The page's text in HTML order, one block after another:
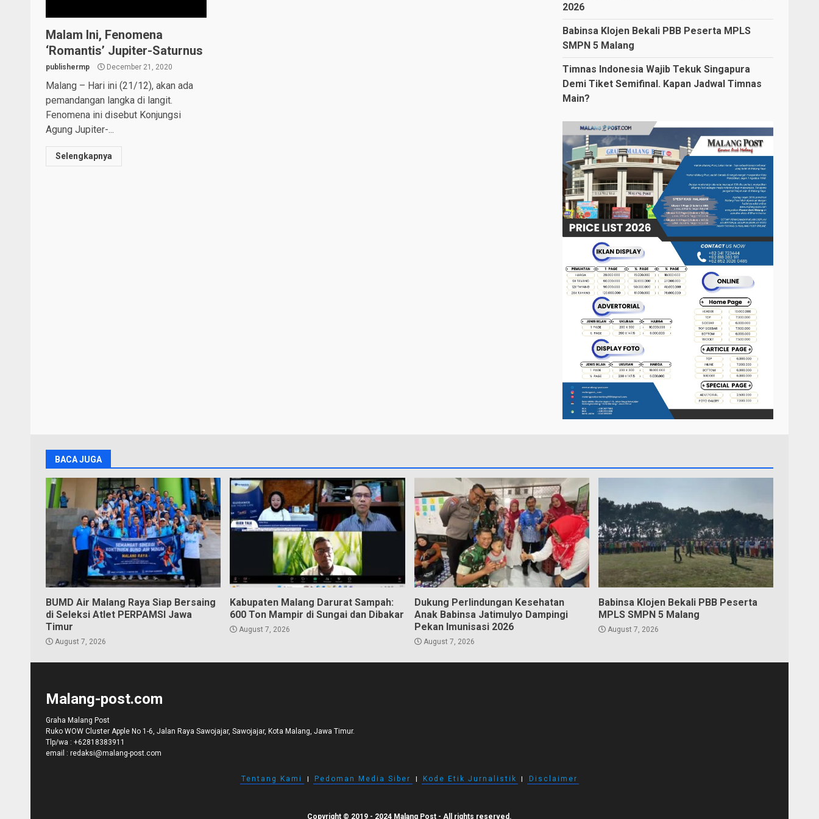
Malam Ini, Fenomena
‘Romantis’ Jupiter-Saturnus
publishermp December 21, 2020
Malang – Hari ini (21/12), akan ada
pemandangan langka di langit.
Fenomena ini disebut Konjungsi
Agung Jupiter-...
Selengkapnya
2026
Babinsa Klojen Bekali PBB Peserta MPLS
SMPN 5 Malang
Timnas Indonesia Wajib Tekuk Singapura
Demi Tiket Semifinal. Kapan Jadwal Timnas
Main?
BACA JUGA
BUMD Air Malang Raya Siap Bersaing
di Seleksi Atlet PERPAMSI Jawa
Timur
August 7, 2026
Kabupaten Malang Darurat Sampah:
600 Ton Mampir di Sungai dan Dibakar
August 7, 2026
Dukung Perlindungan Kesehatan
Anak Babinsa Jatimulyo Dampingi
Pekan Imunisasi 2026
August 7, 2026
Babinsa Klojen Bekali PBB Peserta
MPLS SMPN 5 Malang
August 7, 2026
Malang-post.com
Graha Malang Post
Ruko WOW Cluster Apple No 1-6, Jalan Raya Sawojajar, Sawojajar, Kota Malang, Jawa Timur.
Tlp/wa : +62818383911
email : redaksi@malang-post.com
Tentang Kami I Pedoman Media Siber I Kode Etik Jurnalistik I Disclaimer
Copyright © 2019 - 2024 Malang Post - All rights reserved.